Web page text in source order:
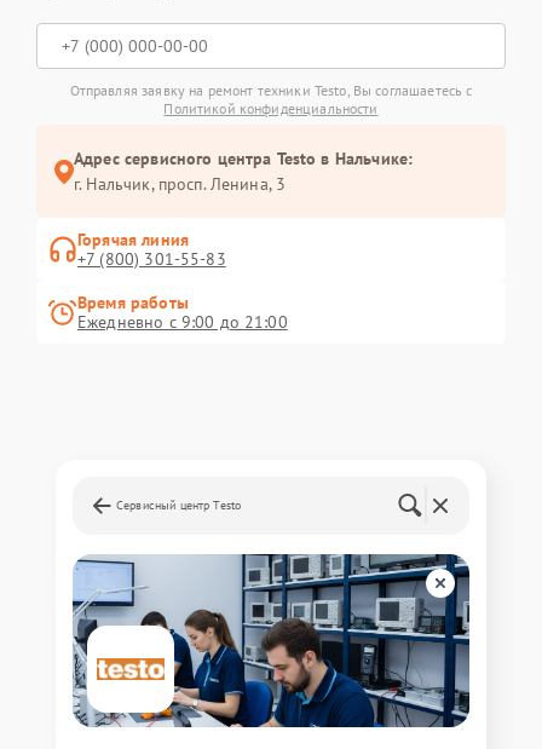
Отправляя заявку на ремонт техники Testo, Вы соглашаетесь с
Политикой конфиденциальности
Адрес сервисного центра Testo в Нальчике:
г. Нальчик, просп. Ленина, 3
Горячая линия
+7 (800) 301-55-83
Время работы
Ежедневно с 9:00 до 21:00
Сервисный центр Testo